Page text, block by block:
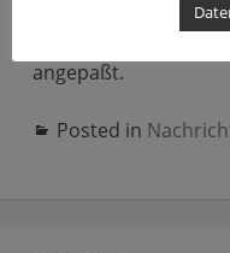
der Euro-Migration
angepaßt.
Posted in